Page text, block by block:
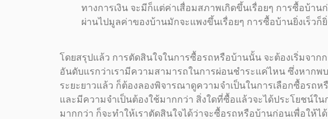
ทางการเงิน จะมีก็แต่ค่าเสื่อมสภาพเกิดขึ้นเรื่อยๆ การซื้อบ้า
ผ่านไปมูลค่าของบ้านมักจะแพงขึ้นเรื่อยๆ การซื้อบ้านยิ่งเร็วก็
โดยสรุปแล้ว การตัดสินใจในการซื้อรถหรือบ้านนั้น จะต้องเริ่มจากก
อันดับแรกว่าเรามีความสามารถในการผ่อนชำระแค่ไหน ซึ่งหากพ
ระยะยาวแล้ว ก็ต้องลองพิจารณาดูความจำเป็นในการเลือกซื้อรถห
และมีความจำเป็นต้องใช้มากกว่า สิ่งใดที่ซื้อแล้วจะได้ประโยชน์ใ
มากกว่า ก็จะทำให้เราตัดสินใจได้ว่าจะซื้อรถหรือบ้านก่อนเพื่อให้ไ